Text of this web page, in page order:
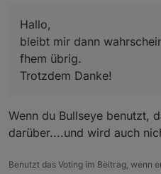
Hallo,
bleibt mir dann
fhem übrig.
Trotzdem Danke!
Wenn du Bullseye benutzt,
darüber....und wird auch
Benutzt das Voting im Beitrag, wenn